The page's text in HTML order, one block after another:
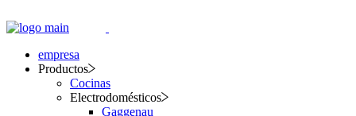
empresa
Productos
Cocinas
Electrodomésticos
Gaggenau